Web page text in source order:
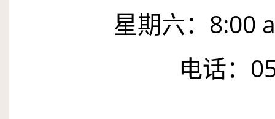
星期六： 8:00
电话：